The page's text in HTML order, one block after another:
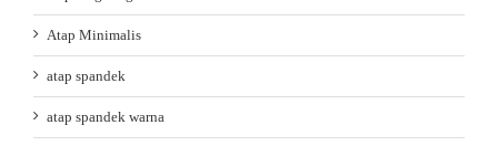
Atap Minimalis
atap spandek
atap spandek warna